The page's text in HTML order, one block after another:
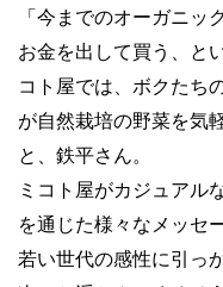
「今までのオーガニッ
お金を出して買う、と
コト屋では、ボクたち
が自然栽培の野菜を気
と、鉄平さん。
ミコト屋がカジュアル
を通じた様々なメッセ
若い世代の感性に引っ